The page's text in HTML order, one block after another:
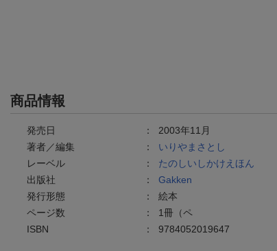
商品情報
発売日 ： 2003年11月
著者／編集
： いりやまさとし
レーベル
： たのしいしかけえほん
出版社
： Gakken
発行形態
： 絵本
ページ数
： 1冊（ペ
ISBN
： 9784052019647